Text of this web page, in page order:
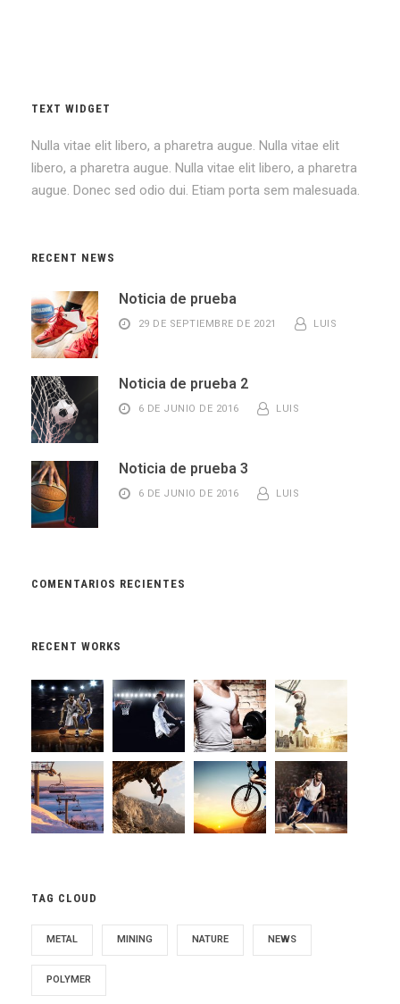
TEXT WIDGET
Nulla vitae elit libero, a pharetra augue. Nulla vitae elit
libero, a pharetra augue. Nulla vitae elit libero, a pharetra
augue. Donec sed odio dui. Etiam porta sem malesuada.
RECENT NEWS
Noticia de prueba
29 DE SEPTIEMBRE DE 2021 LUIS
Noticia de prueba 2
6 DE JUNIO DE 2016 LUIS
Noticia de prueba 3
6 DE JUNIO DE 2016 LUIS
COMENTARIOS RECIENTES
RECENT WORKS
TAG CLOUD
METAL MINING NATURE NEWS
POLYMER